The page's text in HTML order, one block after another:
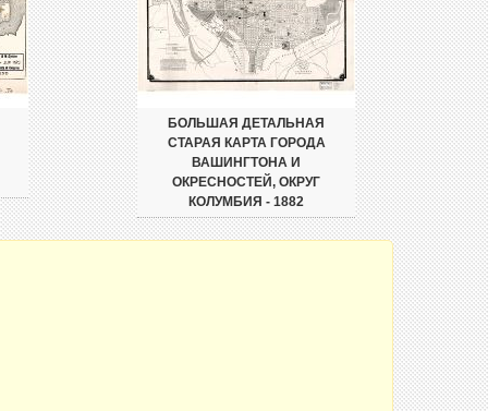
БОЛЬШАЯ ДЕТАЛЬНАЯ
СТАРАЯ КАРТА ГОРОДА
ВАШИНГТОНА И
ОКРЕСНОСТЕЙ, ОКРУГ
КОЛУМБИЯ - 1882